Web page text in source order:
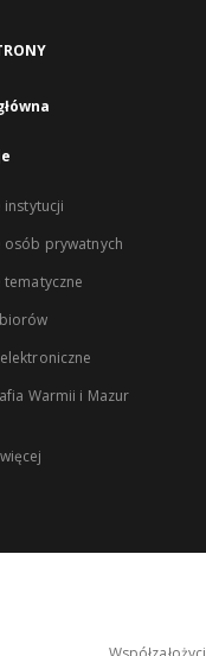
instytucji
osób prywatnych
tematyczne
Warmii i Mazur